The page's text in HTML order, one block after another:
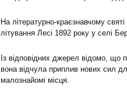
На літературно-краєзнавчому святі
літування Лесі 1892 року у селі
Із відповідних джерел відомо, що
вона відчула приплив нових сил
малознайомі місця.